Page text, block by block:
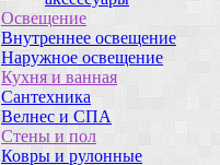
Освещение
Внутреннее освещение
Наружное освещение
Кухня и ванная
Сантехника
Велнес и СПА
Стены и пол
Ковры и рулонные